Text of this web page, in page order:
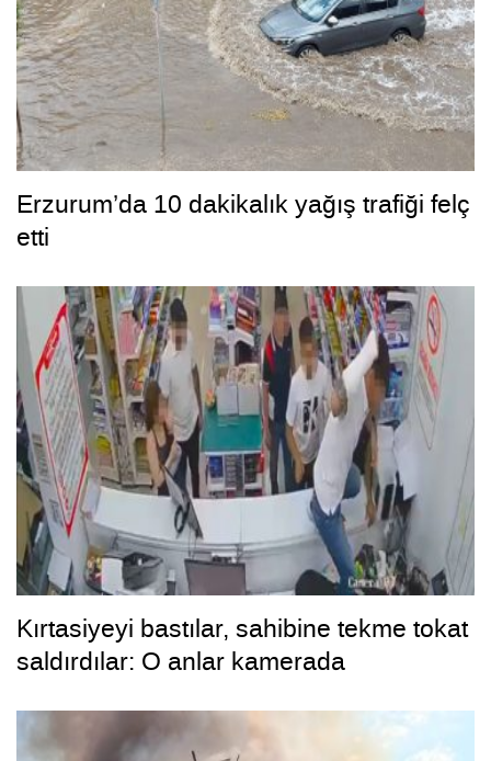
Erzurum’da 10 dakikalık yağış trafiği felç
etti
Kırtasiyeyi bastılar, sahibine tekme tokat
saldırdılar: O anlar kamerada